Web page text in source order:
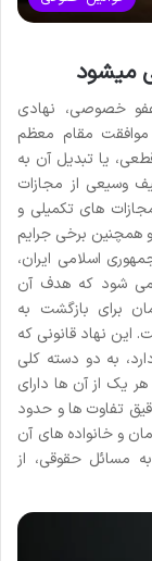
میشود
خصوصی، نهادی
مقام معظم
یا تبدیل آن به
وسیعی از مجازات
های تکمیلی و
همچنین برخی جرایم
اسلامی ایران،
می شود که هدف آن
برای بازگشت به
این نهاد قانونی که
به دو دسته کلی
یک از آن ها دارای
تفاوت ها و حدود
و خانواده های آن
مسائل حقوقی، از